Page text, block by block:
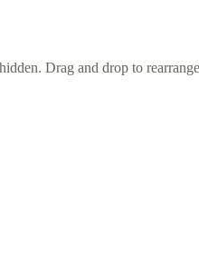
Drag and drop to